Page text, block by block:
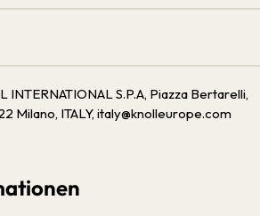
INTERNATIONAL S.P.A, Piazza Bertarelli,
Milano, ITALY, italy@knolleurope.com